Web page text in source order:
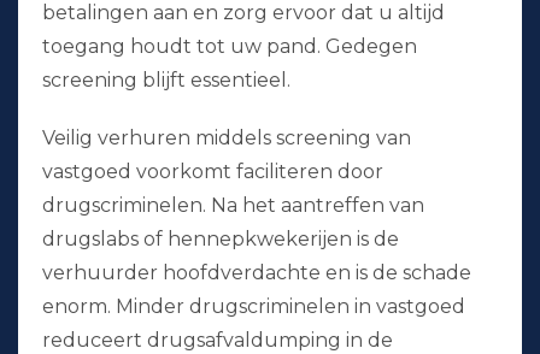
betalingen aan en zorg ervoor dat u altijd
toegang houdt tot uw pand. Gedegen
screening blijft essentieel.
Veilig verhuren middels screening van
vastgoed voorkomt faciliteren door
drugscriminelen. Na het aantreffen van
drugslabs of hennepkwekerijen is de
verhuurder hoofdverdachte en is de schade
enorm. Minder drugscriminelen in vastgoed
reduceert drugsafvaldumping in de